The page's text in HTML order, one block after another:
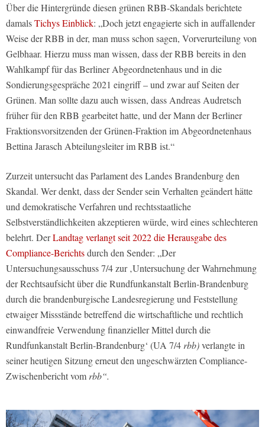
Über die Hintergründe diesen grünen RBB-Skandals berichtete
damalsTichys Einblick: „Doch jetzt engagierte sich in auffallender
Weise der RBB in der, man muss schon sagen, Vorverurteilung von
Gelbhaar. Hierzu muss man wissen, dass der RBB bereits in den
Wahlkampf für das Berliner Abgeordnetenhaus und in die
Sondierungsgespräche 2021 eingriff – und zwar auf Seiten der
Grünen. Man sollte dazu auch wissen, dass Andreas Audretsch
früher für den RBB gearbeitet hatte, und der Mann der Berliner
Fraktionsvorsitzenden der Grünen-Fraktion im Abgeordnetenhaus
Bettina Jarasch Abteilungsleiter im RBB ist.“
Zurzeit untersucht das Parlament des Landes Brandenburg den
Skandal. Wer denkt, dass der Sender sein Verhalten geändert hätte
und demokratische Verfahren und rechtsstaatliche
Selbstverständlichkeiten akzeptieren würde, wird eines schlechteren
belehrt. DerLandtag verlangt seit 2022 die Herausgabe des
Compliance-Berichtsdurch den Sender: „Der
Untersuchungsausschuss 7/4 zur ‚Untersuchung der Wahrnehmung
der Rechtsaufsicht über die Rundfunkanstalt Berlin-Brandenburg
durch die brandenburgische Landesregierung und Feststellung
etwaiger Missstände betreffend die wirtschaftliche und rechtlich
einwandfreie Verwendung finanzieller Mittel durch die
Rundfunkanstalt Berlin-Brandenburg‘ (UA 7/4 rbb)verlangte in
seiner heutigen Sitzung erneut den ungeschwärzten Compliance-
Zwischenbericht vom rbb“.